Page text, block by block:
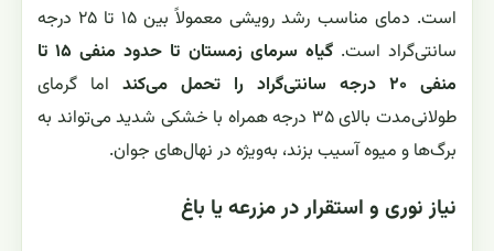
است. دمای مناسب رشد رویشی معمولاً بین ۱۵ تا ۲۵ درجه
سانتی‌گراد است.
گیاه سرمای زمستان تا حدود منفی ۱۵ تا
منفی ۲۰ درجه سانتی‌گراد را تحمل می‌کند
اما گرمای
طولانی‌مدت بالای ۳۵ درجه همراه با خشکی شدید می‌تواند به
برگ‌ها و میوه آسیب بزند، به‌ویژه در نهال‌های جوان.
نیاز نوری و استقرار در مزرعه یا باغ